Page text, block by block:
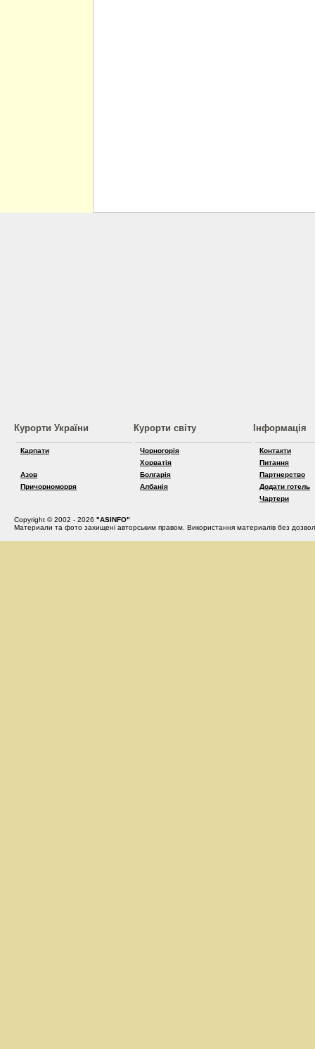
Курорти України
Карпати
Азов
Причорноморря
Курорти світу
Чорногорія
Хорватія
Болгарія
Албанія
Інформація
Контакти
Питання
Партнерство
Додати готель
Чартери
Copyright © 2002 - 2026 "ASINFO"
Материали та фото захищені авторським правом. Використання материалів без